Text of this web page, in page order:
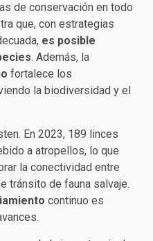
de conservación en todo
que, con estrategias
es posible
. Además, la
fortalece los
la biodiversidad y el
En 2023, 189 linces
a atropellos, lo que
la conectividad entre
tránsito de fauna salvaje.
continuo es